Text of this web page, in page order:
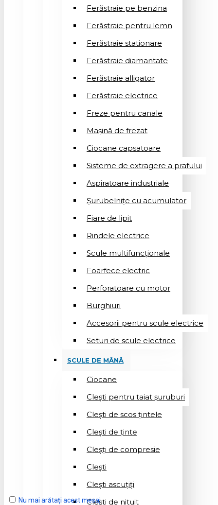
Ferăstraie pe benzina
Ferăstraie pentru lemn
Ferăstraie stationare
Ferăstraie diamantate
Ferăstraie alligator
Ferăstraie electrice
Freze pentru canale
Mașină de frezat
Ciocane capsatoare
Sisteme de extragere a prafului
Aspiratoare industriale
Șurubelnițe cu acumulator
Fiare de lipit
Rindele electrice
Scule multifuncționale
Foarfece electric
Perforatoare cu motor
Burghiuri
Accesorii pentru scule electrice
Seturi de scule electrice
SCULE DE MÂNĂ
Ciocane
Cleşti pentru taiat șuruburi
Clești de scos țintele
Clești de ținte
Cleșți de compresie
Cleşti
Clești ascuțiți
Cleşti de nituit
Nu mai arătați acest mesaj